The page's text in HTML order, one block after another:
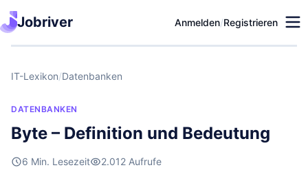
Jobriver Anmelden/Registrieren
IT-Lexikon/Datenbanken
DATENBANKEN
Byte – Definition und Bedeutung
6 Min. Lesezeit 2.012 Aufrufe